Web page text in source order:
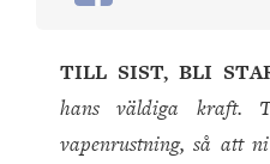
TILL SIST, BLI
hans väldiga kraft.
vapenrustning, så att